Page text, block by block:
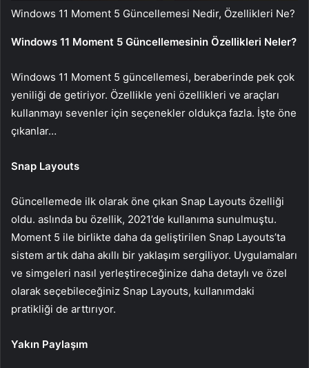
Windows 11 Moment 5 Güncellemesi Nedir, Özellikleri Ne?
Windows 11 Moment 5 Güncellemesinin Özellikleri Neler?
Windows 11 Moment 5 güncellemesi, beraberinde pek çok
yeniliği de getiriyor. Özellikle yeni özellikleri ve araçları
kullanmayı sevenler için seçenekler oldukça fazla. İşte öne
çıkanlar…
Snap Layouts
Güncellemede ilk olarak öne çıkan Snap Layouts özelliği
oldu. aslında bu özellik, 2021’de kullanıma sunulmuştu.
Moment 5 ile birlikte daha da geliştirilen Snap Layouts’ta
sistem artık daha akıllı bir yaklaşım sergiliyor. Uygulamaları
ve simgeleri nasıl yerleştireceğinize daha detaylı ve özel
olarak seçebileceğiniz Snap Layouts, kullanımdaki
pratikliği de arttırıyor.
Yakın Paylaşım